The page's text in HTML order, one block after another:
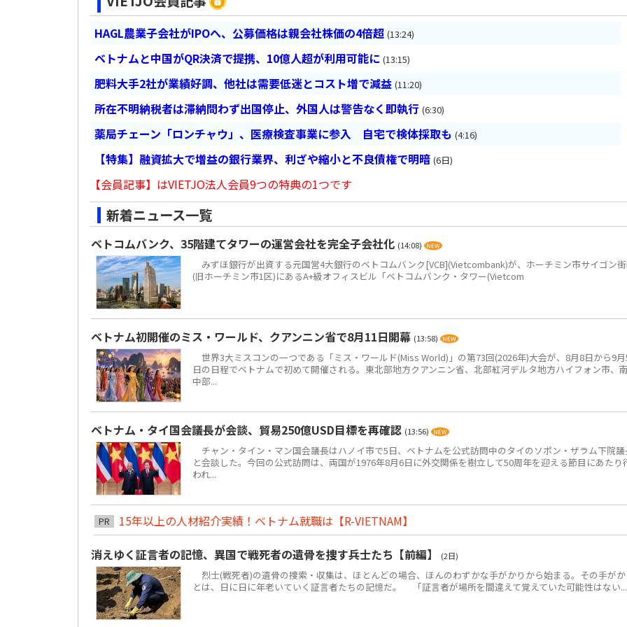
HAGL農業子会社がIPOへ、公募価格は親会社株価の4倍超 (13:24)
ベトナムと中国がQR決済で提携、10億人超が利用可能に (13:15)
肥料大手2社が業績好調、他社は需要低迷とコスト増で減益 (11:20)
所在不明納税者は滞納問わず出国停止、外国人は警告なく即執行 (6:30)
薬局チェーン「ロンチャウ」、医療検査事業に参入 自宅で検体採取も (4:16)
【特集】融資拡大で増益の銀行業界、利ざや縮小と不良債権で明暗 (6日)
【会員記事】はVIETJO法人会員9つの特典の1つです
新着ニュース一覧
ベトコムバンク、35階建てタワーの運営会社を完全子会社化 (14:08)
みずほ銀行が出資する元国営4大銀行のベトコムバンク[VCB](Vietcombank)が、ホーチミン市サイゴン
(旧ホーチミン市1区)にあるA+級オフィスビル「ベトコムバンク・タワー(Vietcom
ベトナム初開催のミス・ワールド、クアンニン省で8月11日開幕 (13:58)
世界3大ミスコンの一つである「ミス・ワールド(Miss World)」の第73回(2026年)大会が、8月8日から9
日の日程でベトナムで初めて開催される。東北部地方クアンニン省、北部紅河デルタ地方ハイフォン市、
中部...
ベトナム・タイ国会議長が会談、貿易250億USD目標を再確認 (13:56)
チャン・タイン・マン国会議長はハノイ市で5日、ベトナムを公式訪問中のタイのソポン・ザラム下院議
と会談した。今回の公式訪問は、両国が1976年8月6日に外交関係を樹立して50周年を迎える節目にあたり
われ...
PR
15年以上の人材紹介実績！ベトナム就職は【R-VIETNAM】
消えゆく証言者の記憶、異国で戦死者の遺骨を捜す兵士たち【前編】
(2日)
烈士(戦死者)の遺骨の捜索・収集は、ほとんどの場合、ほんのわずかな手がかりから始まる。その手が
とは、日に日に年老いていく証言者たちの記憶だ。 「証言者が場所を間違えて覚えていた可能性はない...